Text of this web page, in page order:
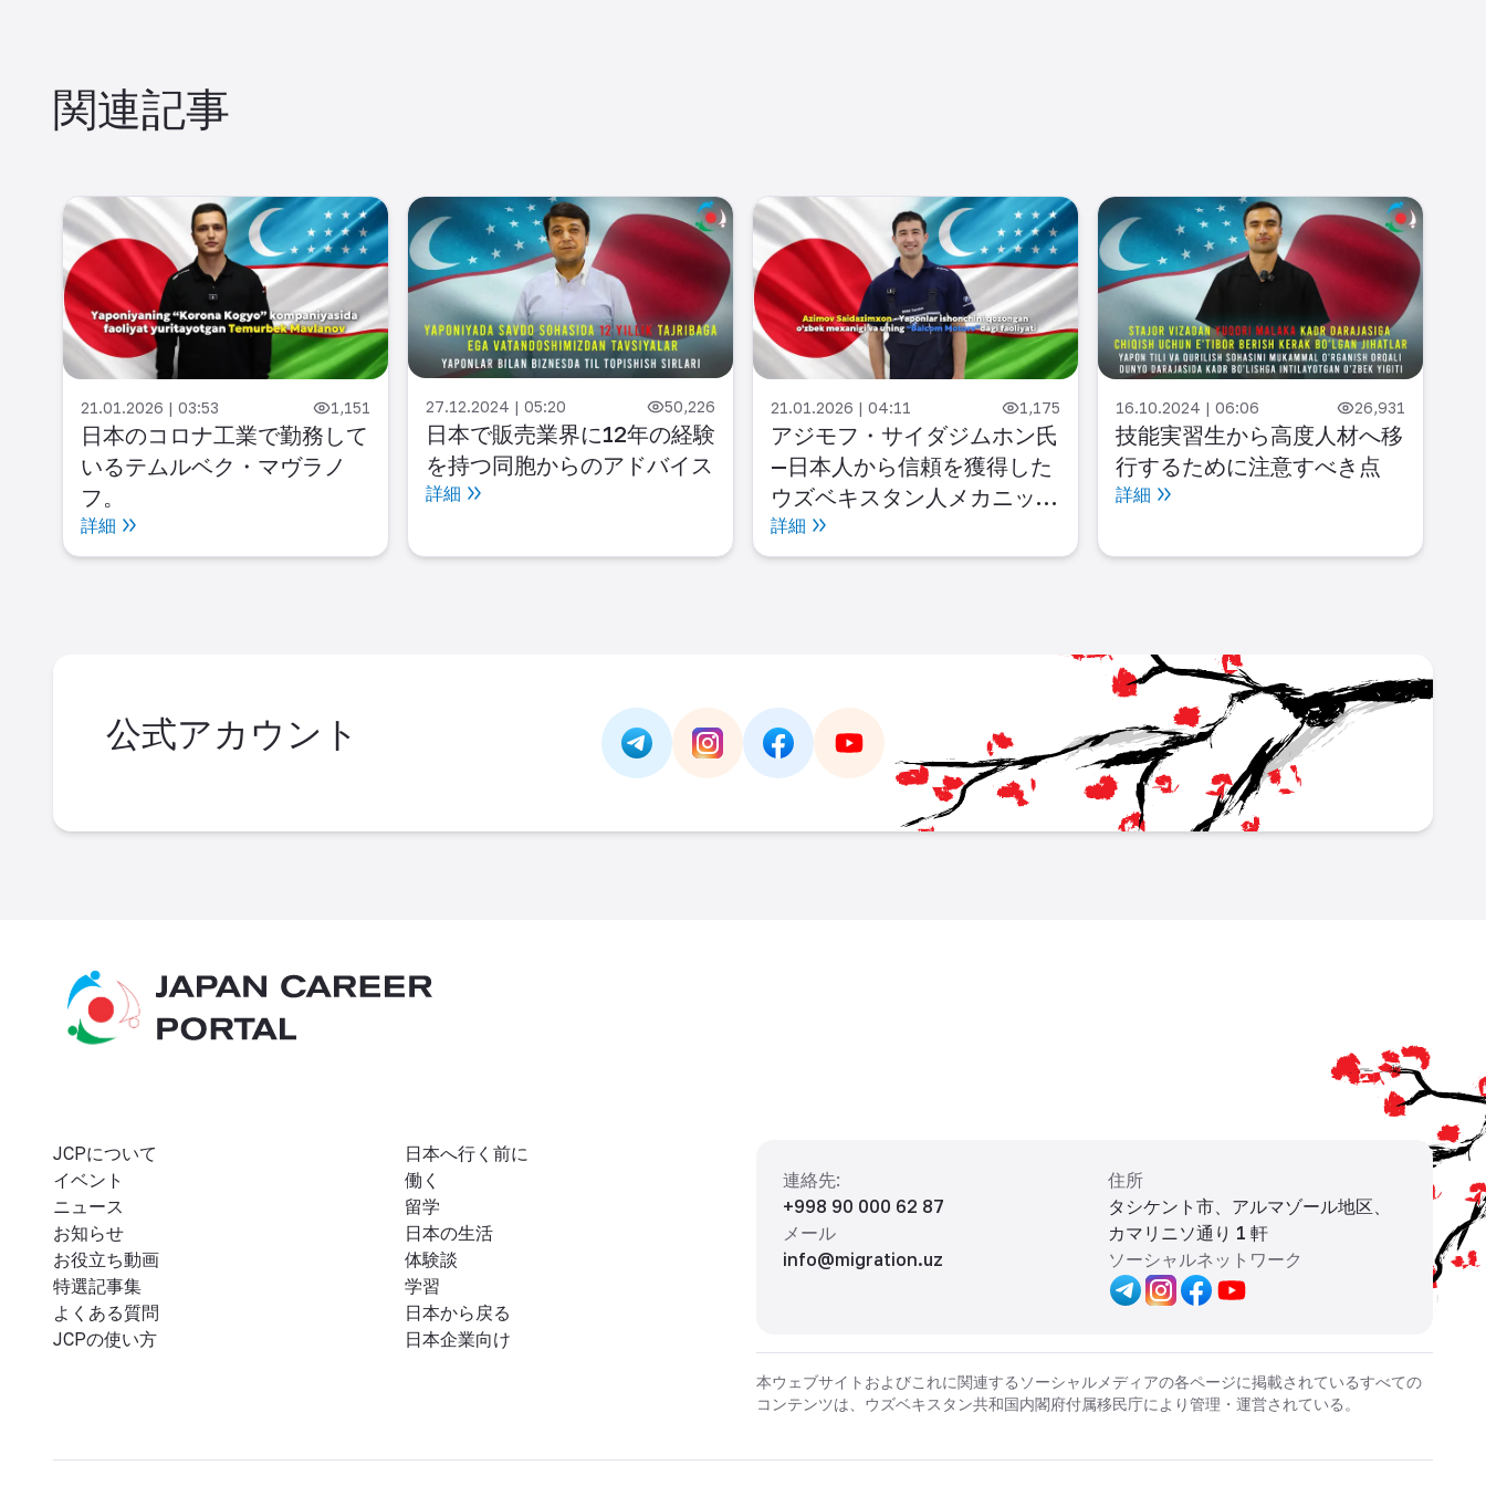
関連記事
21.01.2026 | 03:53 1,151
日本のコロナ工業で勤務して
いるテムルベク・マヴラノ
フ。
詳細
27.12.2024 | 05:20 50,226
日本で販売業界に12年の経験
を持つ同胞からのアドバイス
詳細
21.01.2026 | 04:11 1,175
アジモフ・サイダジムホン氏
—日本人から信頼を獲得した
ウズベキスタン人メカニック
であり、バルコム・モーター
ズにおける職務・活動
詳細
16.10.2024 | 06:06 26,931
技能実習生から高度人材へ移
行するために注意すべき点
詳細
公式アカウント
Link - https://t.me/JAPAN_CAREER_PORTAL
https://www.instagram.com/japan_career_portal/
Link - https://www.facebook.com/people/JAPAN-Career-Portal/61559298473178/
https://www.youtube.com/channel/UC6Ir7IOx7PpO83LthvphPVA
JCPについて
イベント
ニュース
お知らせ
お役立ち動画
特選記事集
よくある質問
JCPの使い方
日本へ行く前に
働く
留学
日本の生活
体験談
学習
日本から戻る
日本企業向け
連絡先:
+998 90 000 62 87
メール
info@migration.uz
住所
タシケント市、アルマゾール地区、
カマリニソ通り 1 軒
ソーシャルネットワーク
本ウェブサイトおよびこれに関連するソーシャルメディアの各ページに掲載されているすべての
コンテンツは、ウズベキスタン共和国内閣府付属移民庁により管理・運営されている。